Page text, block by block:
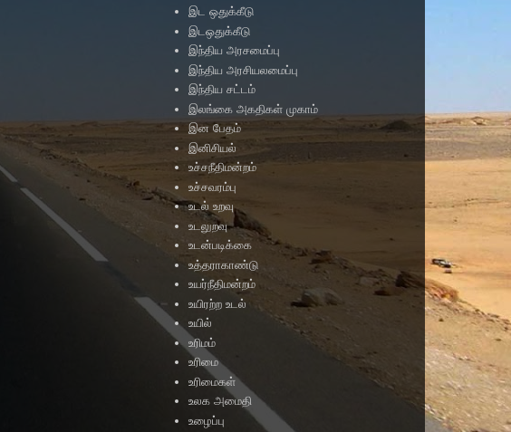
இட ஒதுக்கீடு
இடஒதுக்கீடு
இந்திய அரசமைப்பு
இந்திய அரசியலமைப்பு
இந்திய சட்டம்
இலங்கை அகதிகள் முகாம்
இன பேதம்
இனிசியல்
உச்சநீதிமன்றம்
உச்சவரம்பு
உடல் உறவு
உடலுறவு
உடன்படிக்கை
உத்தராகாண்டு
உயர்நீதிமன்றம்
உயிரற்ற உடல்
உயில்
உரிமம்
உரிமை
உரிமைகள்
உலக அமைதி
உழைப்பு